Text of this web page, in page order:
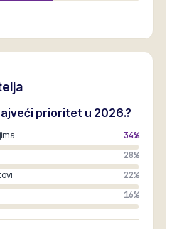
prioritet u 2026.?
34%
28%
22%
16%